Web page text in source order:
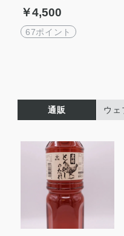
摩琵琶独演会「島津
義秀の世界」＠杉並
公会堂
￥4,500
67ポイント
通販 ウェ